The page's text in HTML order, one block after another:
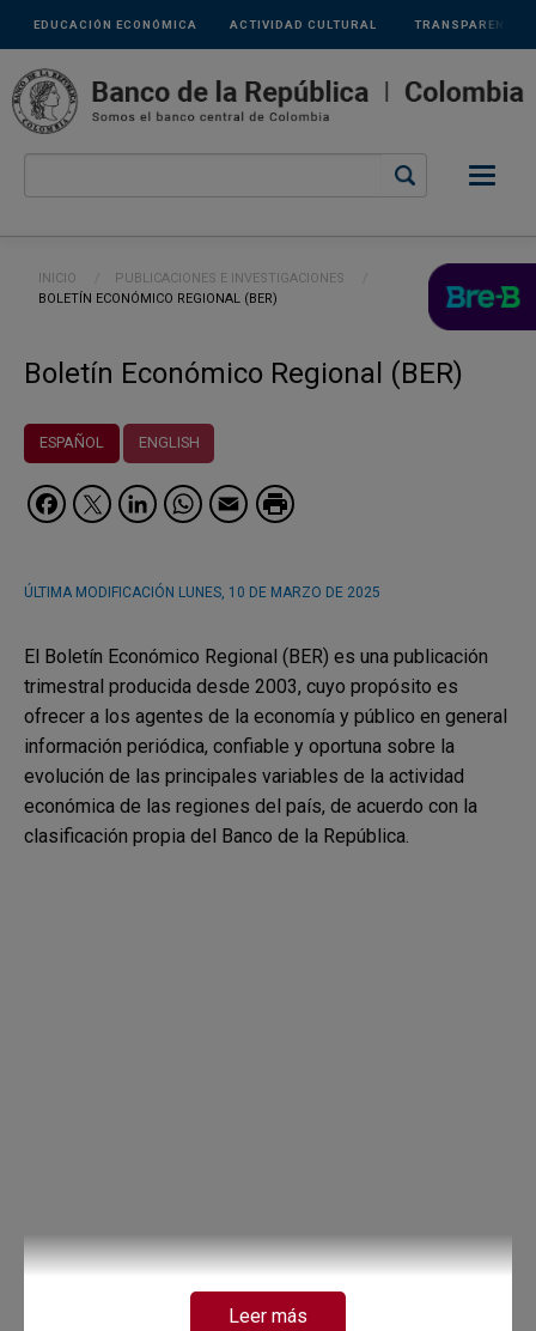
Pasar al contenido principal
Links
secundarios
ACTIVIDAD CULTURAL
EDUCACIÓN ECONÓMICA TRANSPARENCIA
Ruta de navegación
INICIO
PUBLICACIONES E INVESTIGACIONES
CURRENT:
BOLETÍN ECONÓMICO REGIONAL (BER)
Boletín Económico Regional (BER)
ESPAÑOL ENGLISH
Facebook
Twitter
LinkedIn
WhatsApp
Email
ÚLTIMA MODIFICACIÓN LUNES, 10 DE MARZO DE 2025
El Boletín Económico Regional (BER) es una publicación
trimestral producida desde 2003, cuyo propósito es
ofrecer a los agentes de la economía y público en general
información periódica, confiable y oportuna sobre la
evolución de las principales variables de la actividad
económica de las regiones del país, de acuerdo con la
clasificación propia del Banco de la República.
Leer más